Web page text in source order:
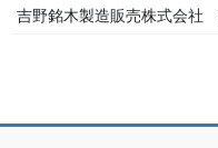
吉野銘木製造販売株式会社